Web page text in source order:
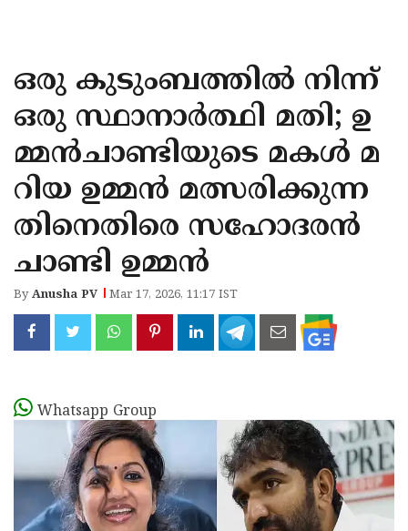
KANNUR
KASARAGOD
ഒരു കുടുംബത്തില്‍ നിന്ന്
ഒരു സ്ഥാനാര്‍ത്ഥി മതി; ഉ
മ്മന്‍ചാണ്ടിയുടെ മകള്‍ മ
റിയ ഉമ്മന്‍ മത്സരിക്കുന്ന
തിനെതിരെ സഹോദരന്‍
ചാണ്ടി ഉമ്മന്‍
ByAnusha PV Mar 17, 2026, 11:17 IST
Whatsapp Group